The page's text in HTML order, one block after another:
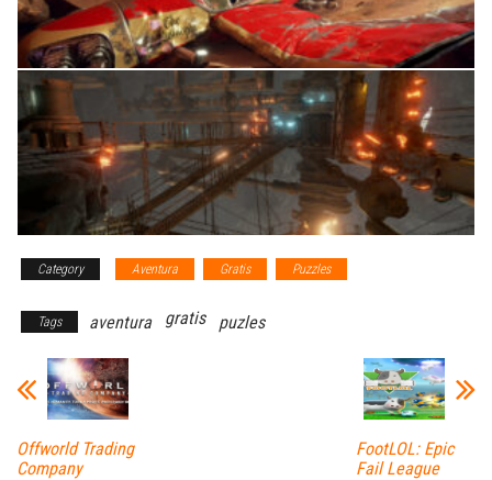
Category Aventura Gratis Puzzles
Tags aventura gratis puzles
Offworld Trading
Company
FootLOL: Epic
Fail League